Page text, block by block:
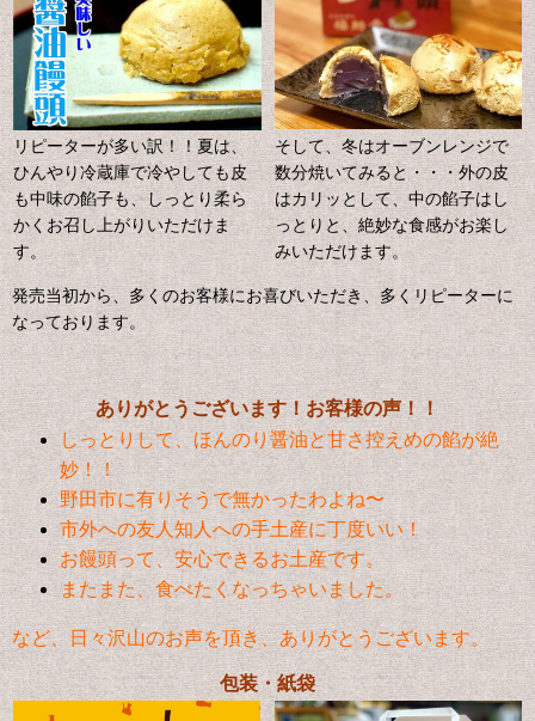
リピーターが多い訳！！ 夏は、
ひんやり冷蔵庫で冷やしても皮
も中味の餡子も、しっとり柔ら
かくお召し上がりいただけま
す。
そして、冬はオーブンレンジで
数分焼いてみると・・・外の皮
はカリッとして、中の餡子はし
っとりと、絶妙な食感がお楽し
みいただけます。
発売当初から、多くのお客様にお喜びいただき、多くリピーターに
なっております。
ありがとうございます！お客様の声！！
しっとりして、ほんのり醤油と甘さ控えめの餡が絶
妙！！
野田市に有りそうで無かったわよね〜
市外への友人知人への手土産に丁度いい！
お饅頭って、安心できるお土産です。
またまた、食べたくなっちゃいました。
など、日々沢山のお声を頂き、ありがとうございます。
包装・紙袋